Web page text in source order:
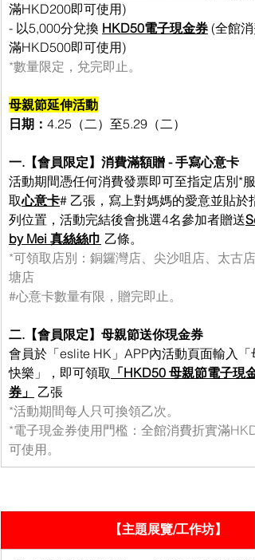
滿HKD200即可使用)
- 以5,000分兌換 HKD50電子現金券 (全館消
滿HKD500即可使用)
*數量限定，兌完即止。
母親節延伸活動
日期： 4.25（二）至5.29（二）
一.【會員限定】消費滿額贈 - 手寫心意卡
活動期間憑任何消費發票即可至指定店別*服
取心意卡# 乙張，寫上對媽媽的愛意並貼於
列位置，活動完結後會挑選4名參加者贈送
by Mei 真絲絲巾 乙條。
*可領取店別：銅鑼灣店、尖沙咀店、太古店
塘店
#心意卡數量有限 ，贈完即止。
二.【會員限定】母親節送你現金券
會員於「eslite HK」APP內活動頁面輸入「
快樂」，即可領取 「HKD50 母親節電子現金
券」
乙張
*活動期間每人只可換領乙次。
*電子現金券使用門檻：全館消費折實滿
可使用。
【主題展覽/工作坊】